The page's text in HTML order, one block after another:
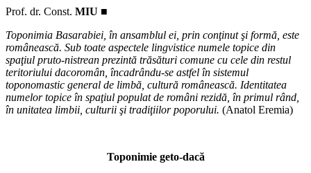
Prof. dr. Const. MIU ■
Toponimia Basarabiei, în ansamblul ei, prin conţinut şi formă, este
românească. Sub toate aspectele lingvistice numele topice din
spaţiul pruto-nistrean prezintă trăsături comune cu cele din restul
teritoriului dacoromân, încadrându-se astfel în sistemul
toponomastic general de limbă, cultură românească. Identitatea
numelor topice în spaţiul populat de români rezidă, în primul rând,
în unitatea limbii, culturii şi tradiţiilor poporului. (Anatol Eremia)
Toponimie geto-dacă